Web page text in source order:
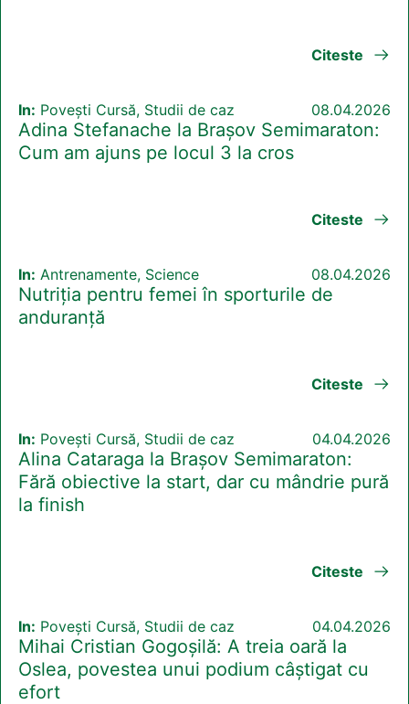
Citeste
In: Povești Cursă, Studii de caz 08.04.2026
Adina Stefanache la Brașov Semimaraton:
Cum am ajuns pe locul 3 la cros
Citeste
In: Antrenamente, Science 08.04.2026
Nutriția pentru femei în sporturile de
anduranță
Citeste
In: Povești Cursă, Studii de caz 04.04.2026
Alina Cataraga la Brașov Semimaraton:
Fără obiective la start, dar cu mândrie pură
la finish
Citeste
In: Povești Cursă, Studii de caz 04.04.2026
Mihai Cristian Gogoșilă: A treia oară la
Oslea, povestea unui podium câștigat cu
efort